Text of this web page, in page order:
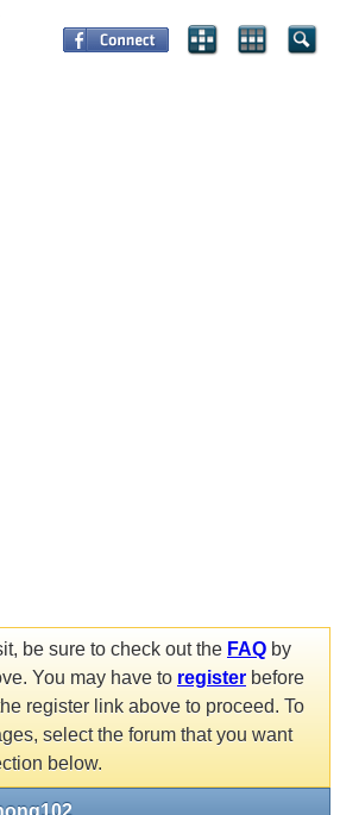
be sure to check out the FAQ by
You may have to register before
register link above to proceed. To
select the forum that you want
below.